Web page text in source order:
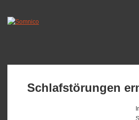
Schlafstörungen